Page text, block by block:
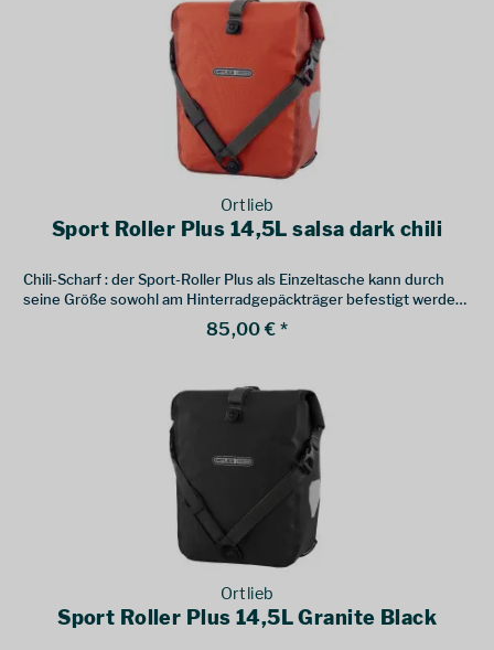
Ortlieb
Sport Roller Plus 14,5L salsa dark chili
Chili-Scharf : der Sport-Roller Plus als Einzeltasche kann durch
seine Größe sowohl am Hinterradgepäckträger befestigt werden,
als auch an einem Lowrider-Gepäckträger am Vorderrad.
85,00 € *
Ortlieb
Sport Roller Plus 14,5L Granite Black